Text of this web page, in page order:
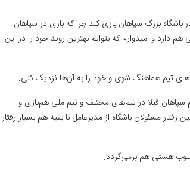
باشگاه بزرگ سپاهان بازی کند چرا که بازی در سپاهان
و امیدوارم که بتوانم بهترین روند خود را در این
تیم هماهنگ شوی و خود را به آن‌ها نزدیک کنی.
سپاهان قبلا در تیم‌های مختلف و تیم ملی هم‌بازی و
مسئولان باشگاه از مدیرعامل تا بقیه هم بسیار رفتار
هستی هم برمی‌گردد.